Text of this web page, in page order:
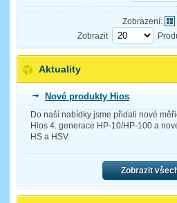
Zobrazení:
Zobrazit
Aktuality
Nové produkty Hios
Do naší nabídky jsme přidali nové
Hios 4. generace HP-10/HP-100 a
HS a HSV.
Zobrazit